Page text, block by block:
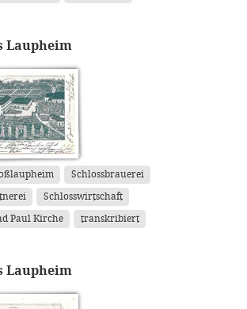
Laupheim
Schlossbrauerei
Schlosswirtschaft
Paul Kirche transkribiert
Laupheim